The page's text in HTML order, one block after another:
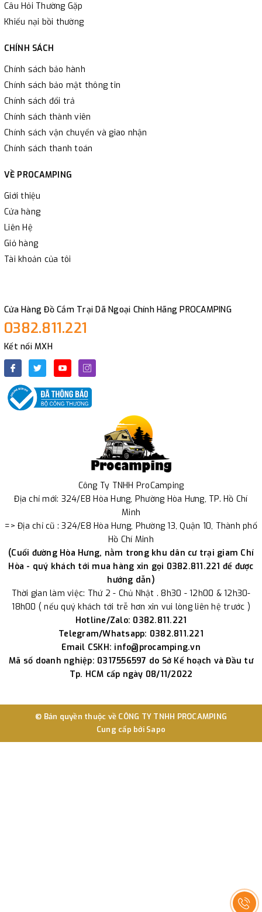
Câu Hỏi Thường Gặp
Khiếu nại bồi thường
CHÍNH SÁCH
Chính sách bảo hành
Chính sách bảo mật thông tin
Chính sách đổi trả
Chính sách thành viên
Chính sách vận chuyển và giao nhận
Chính sách thanh toán
VỀ PROCAMPING
Giới thiệu
Cửa hàng
Liên Hệ
Giỏ hàng
Tài khoản của tôi
Cửa Hàng Đồ Cắm Trại Dã Ngoại Chính Hãng PROCAMPING
0382.811.221
Kết nối MXH
Công Ty TNHH ProCamping
Địa chỉ mới: 324/E8 Hòa Hưng, Phường Hòa Hưng, TP. Hồ Chí
Minh
=> Địa chỉ cũ : 324/E8 Hòa Hưng, Phường 13, Quận 10, Thành phố
Hồ Chí Minh
(Cuối đường Hòa Hưng, nằm trong khu dân cư trại giam Chí
Hòa - quý khách tới mua hàng xin gọi 0382.811.221 để được
hướng dẫn)
Thời gian làm việc: Thứ 2 - Chủ Nhật . 8h30 - 12h00 & 12h30-
18h00 ( nếu quý khách tới trễ hơn xin vui lòng liên hệ trước )
Hotline/Zalo: 0382.811.221
Telegram/Whatsapp: 0382.811.221
Email CSKH: info@procamping.vn
Mã số doanh nghiệp: 0317556597 do Sở Kế hoạch và Đầu tư
Tp. HCM cấp ngày 08/11/2022
© Bản quyền thuộc về CÔNG TY TNHH PROCAMPING
Cung cấp bởi Sapo